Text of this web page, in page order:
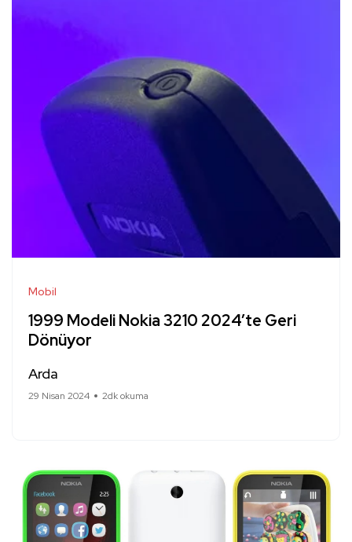
Mobil
1999 Modeli Nokia 3210 2024’te Geri
Dönüyor
Arda
29 Nisan 2024 2dk okuma